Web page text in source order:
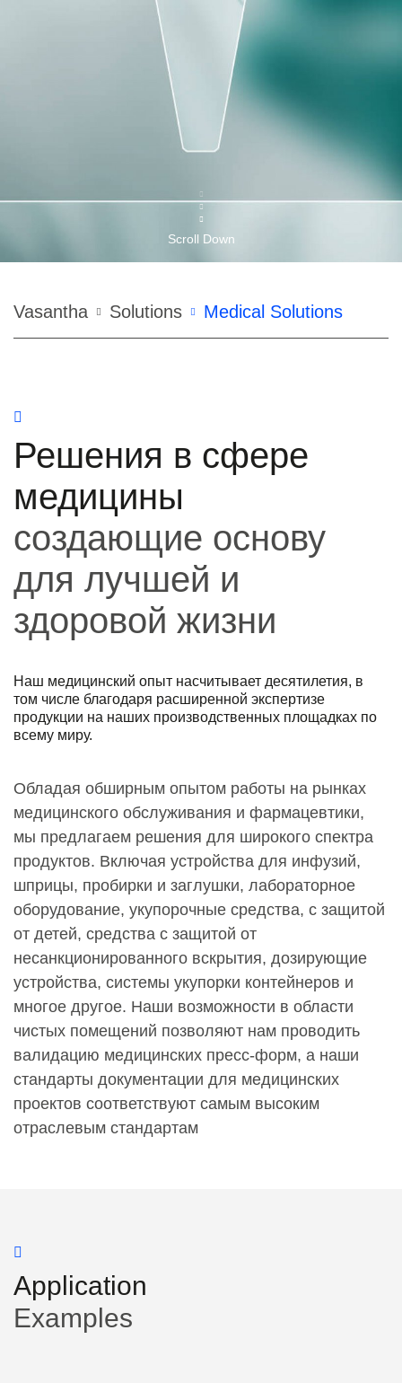
Scroll Down
Строка
навигации
Vasantha Solutions Medical Solutions
Решения в сфере
медицины
создающие основу
для лучшей и
здоровой жизни
Наш медицинский опыт насчитывает десятилетия, в
том числе благодаря расширенной экспертизе
продукции на наших производственных площадках по
всему миру.
Обладая обширным опытом работы на рынках
медицинского обслуживания и фармацевтики,
мы предлагаем решения для широкого спектра
продуктов. Включая устройства для инфузий,
шприцы, пробирки и заглушки, лабораторное
оборудование, укупорочные средства, с защитой
от детей, средства с защитой от
несанкционированного вскрытия, дозирующие
устройства, системы укупорки контейнеров и
многое другое. Наши возможности в области
чистых помещений позволяют нам проводить
валидацию медицинских пресс-форм, а наши
стандарты документации для медицинских
проектов соответствуют самым высоким
отраслевым стандартам
Application
Examples